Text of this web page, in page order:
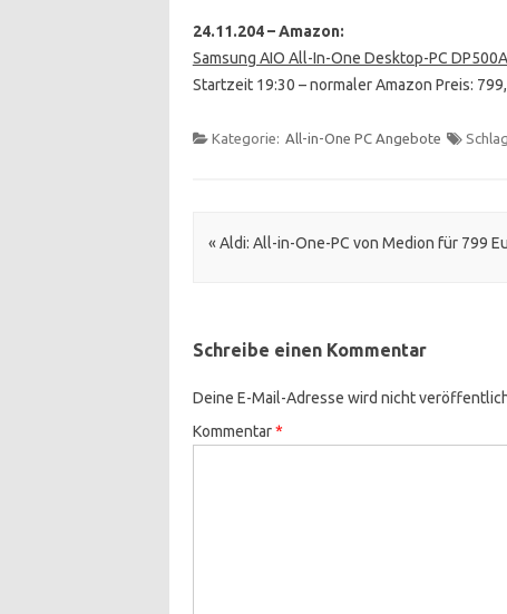
24.11.204 – Amazon:
Samsung AIO All-In-One Desktop-PC
Startzeit 19:30 – normaler Amazon Preis:
Kategorie: All-in-One PC Angebote
Artikel Navigation
«Aldi: All-in-One-PC von Medion für 799
Schreibe einen Kommentar
Deine E-Mail-Adresse wird nicht
Kommentar*